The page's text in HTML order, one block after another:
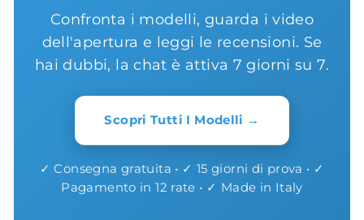
Confronta i modelli, guarda i video
dell'apertura e leggi le recensioni. Se
hai dubbi, la chat è attiva 7 giorni su 7.
Scopri Tutti I Modelli →
✓ Consegna gratuita • ✓ 15 giorni di prova • ✓
Pagamento in 12 rate • ✓ Made in Italy